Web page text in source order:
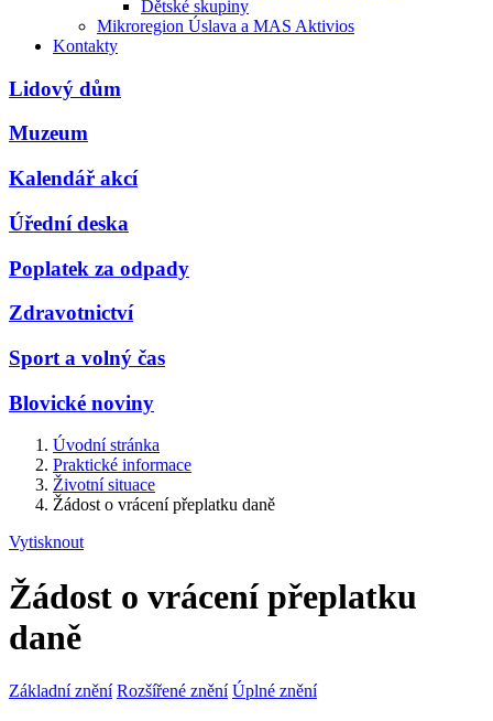
Dětské skupiny
Mikroregion Úslava a MAS Aktivios
Kontakty
Lidový dům
Muzeum
Kalendář akcí
Úřední deska
Poplatek za odpady
Zdravotnictví
Sport a volný čas
Blovické noviny
Úvodní stránka
Praktické informace
Životní situace
Žádost o vrácení přeplatku daně
Vytisknout
Žádost o vrácení přeplatku
daně
Základní znění Rozšířené znění Úplné znění